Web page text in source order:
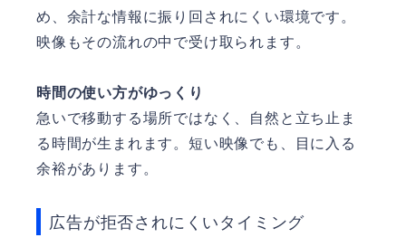
め、余計な情報に振り回されにくい環境です。
映像もその流れの中で受け取られます。
時間の使い方がゆっくり
急いで移動する場所ではなく、自然と立ち止ま
る時間が生まれます。短い映像でも、目に入る
余裕があります。
広告が拒否されにくいタイミング